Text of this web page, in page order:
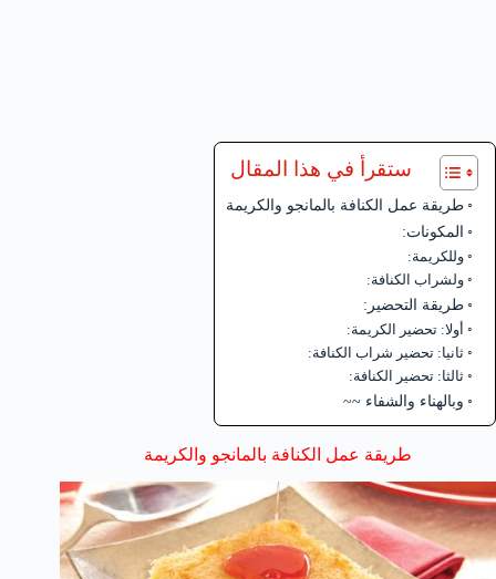
ستقرأ في هذا المقال
طريقة عمل الكنافة بالمانجو والكريمة
المكونات:
وللكريمة:
ولشراب الكنافة:
طريقة التحضير:
أولا: تحضير الكريمة:
ثانيا: تحضير شراب الكنافة:
ثالثا: تحضير الكنافة:
وبالهناء والشفاء ~~
طريقة عمل الكنافة بالمانجو والكريمة